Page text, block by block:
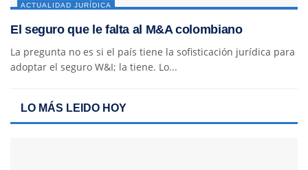
ACTUALIDAD JURÍDICA
El seguro que le falta al M&A colombiano
La pregunta no es si el país tiene la sofisticación jurídica para
adoptar el seguro W&I; la tiene. Lo...
LO MÁS LEIDO HOY